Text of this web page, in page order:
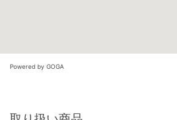
Powered by GOGA